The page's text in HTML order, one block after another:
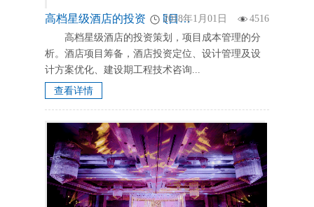
高档星级酒店的投资，项目成本管理的分析策划。
2018年1月01日
4516
高档星级酒店的投资策划，项目成本管理的分
析。酒店项目筹备，酒店投资定位、设计管理及设
计方案优化、建设期工程技术咨询...
查看详情